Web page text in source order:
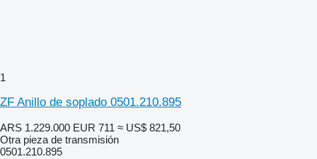
1
ZF Anillo de soplado 0501.210.895
ARS 1.229.000 EUR 711 ≈ US$ 821,50
Otra pieza de transmisión
0501.210.895